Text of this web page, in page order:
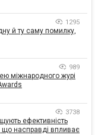
1295
й ту саму помилку,
989
міжнародного журі
3738
ефективність
насправді впливає